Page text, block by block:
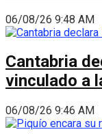
06/08/26 9:48 AM
Cantabria
vinculado a
06/08/26 9:46 AM